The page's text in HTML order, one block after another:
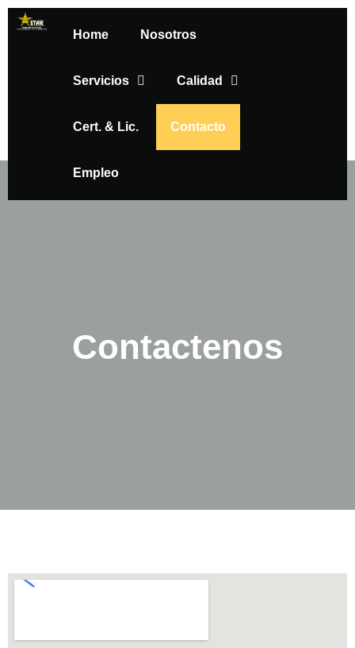
Home Nosotros
Servicios Calidad
Cert. & Lic. Contacto
Empleo
Contactenos